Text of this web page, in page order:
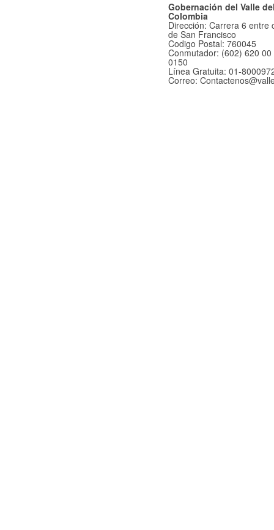
Gobernación del Valle
Colombia
Dirección: Carrera 6 entre
de San Francisco
Codigo Postal: 760045
Conmutador: (602) 620
0150
Línea Gratuita: 01-
Correo: